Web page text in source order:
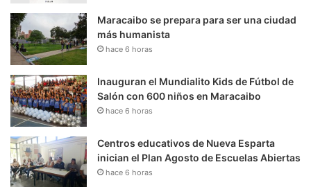
Maracaibo se prepara para ser una ciudad
más humanista
hace 6 horas
Inauguran el Mundialito Kids de Fútbol de
Salón con 600 niños en Maracaibo
hace 6 horas
Centros educativos de Nueva Esparta
inician el Plan Agosto de Escuelas Abiertas
hace 6 horas